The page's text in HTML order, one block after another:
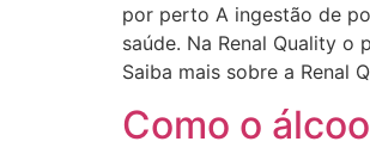
por perto A ingestão de
saúde. Na Renal Quality
Saiba mais sobre a Renal
Como o